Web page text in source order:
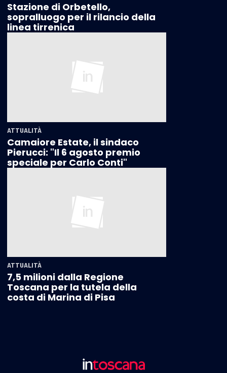
Stazione di Orbetello,
sopralluogo per il rilancio della
linea tirrenica
ATTUALITÀ
Camaiore Estate, il sindaco
Pierucci: "Il 6 agosto premio
speciale per Carlo Conti"
ATTUALITÀ
7,5 milioni dalla Regione
Toscana per la tutela della
costa di Marina di Pisa